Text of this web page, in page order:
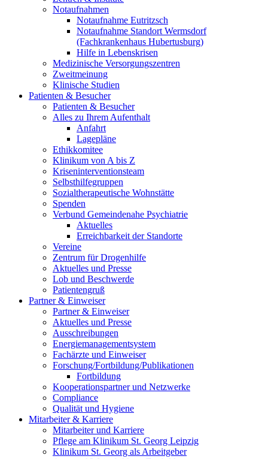
Notaufnahmen
Notaufnahme Eutritzsch
Notaufnahme Standort Wermsdorf
(Fachkrankenhaus Hubertusburg)
Hilfe in Lebenskrisen
Medizinische Versorgungszentren
Zweitmeinung
Klinische Studien
Patienten & Besucher
Patienten & Besucher
Alles zu Ihrem Aufenthalt
Anfahrt
Lagepläne
Ethikkomitee
Klinikum von A bis Z
Kriseninterventionsteam
Selbsthilfegruppen
Sozialtherapeutische Wohnstätte
Spenden
Verbund Gemeindenahe Psychiatrie
Aktuelles
Erreichbarkeit der Standorte
Vereine
Zentrum für Drogenhilfe
Aktuelles und Presse
Lob und Beschwerde
Patientengruß
Partner & Einweiser
Partner & Einweiser
Aktuelles und Presse
Ausschreibungen
Energiemanagementsystem
Fachärzte und Einweiser
Forschung/Fortbildung/Publikationen
Fortbildung
Kooperationspartner und Netzwerke
Compliance
Qualität und Hygiene
Mitarbeiter & Karriere
Mitarbeiter und Karriere
Pflege am Klinikum St. Georg Leipzig
Klinikum St. Georg als Arbeitgeber